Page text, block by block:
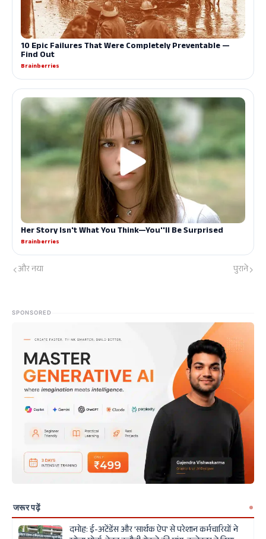
और नया पुराने
SPONSORED
जरूर पढ़ें
दमोह: ई-अटेंडेंस और 'सार्थक ऐप' से परेशान कर्मचारियों ने